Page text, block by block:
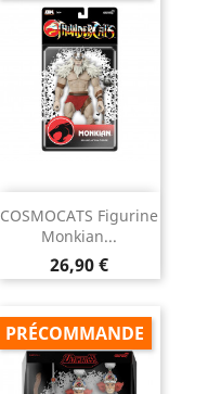
COSMOCATS Figurine
Monkian...
Prix
26,90 €
PRÉCOMMANDE